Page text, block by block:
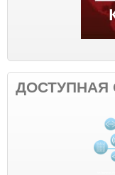
ДОСТУПНАЯ